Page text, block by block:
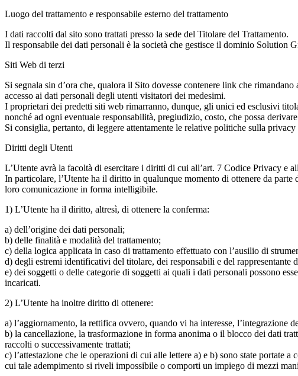
Luogo del trattamento e responsabile esterno del trattamento
I dati raccolti dal sito sono trattati presso la sede del Titolare del Trattamento.
Il responsabile dei dati personali è la società che gestisce il dominio
Siti Web di terzi
Si segnala sin d’ora che, qualora il Sito dovesse contenere link che
accesso ai dati personali degli utenti visitatori dei medesimi.
I proprietari dei predetti siti web rimarranno, dunque, gli unici ed esclusivi
nonché ad ogni eventuale responsabilità, pregiudizio, costo, che possa
Si consiglia, pertanto, di leggere attentamente le relative politiche sulla
Diritti degli Utenti
L’Utente avrà la facoltà di esercitare i diritti di cui all’art. 7 Codice Privacy e
In particolare, l’Utente ha il diritto in qualunque momento di ottenere da
loro comunicazione in forma intelligibile.
1) L’Utente ha il diritto, altresì, di ottenere la conferma:
a) dell’origine dei dati personali;
b) delle finalità e modalità del trattamento;
c) della logica applicata in caso di trattamento effettuato con l’ausilio di
d) degli estremi identificativi del titolare, dei responsabili e del rappresentante
e) dei soggetti o delle categorie di soggetti ai quali i dati personali possono
incaricati.
2) L’Utente ha inoltre diritto di ottenere:
a) l’aggiornamento, la rettifica ovvero, quando vi ha interesse, l’integrazione
b) la cancellazione, la trasformazione in forma anonima o il blocco dei dati
raccolti o successivamente trattati;
c) l’attestazione che le operazioni di cui alle lettere a) e b) sono state portate
cui tale adempimento si riveli impossibile o comporti un impiego di mezzi